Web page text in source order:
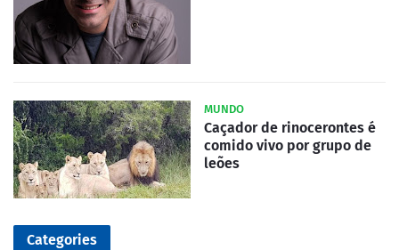
MUNDO
Caçador de rinocerontes é
comido vivo por grupo de
leões
Categories